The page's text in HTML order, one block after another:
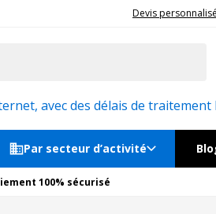
etc. | 20ans d'expérience aux côtés des
Devis personnalisé
avec des délais de
Par secteur d’activité
100% sécurisé